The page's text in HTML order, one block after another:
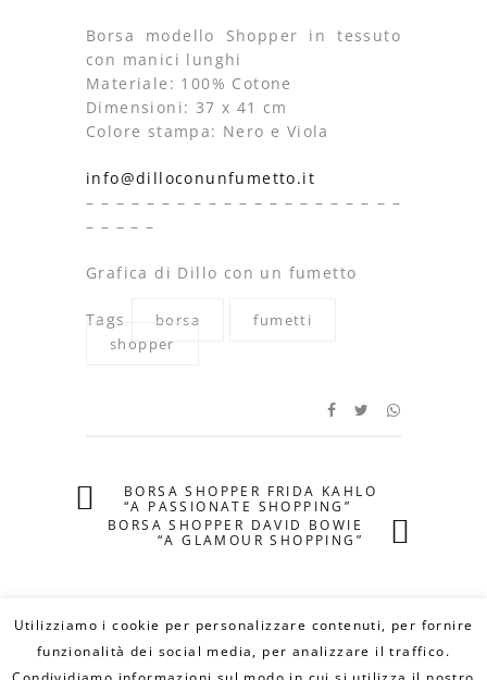
Borsa modello Shopper in tessuto
con manici lunghi
Materiale: 100% Cotone
Dimensioni: 37 x 41 cm
Colore stampa: Nero e Viola
info@dilloconunfumetto.it
– – – – – – – – – – – – – – – – – – – – –
– – – – –
Grafica di Dillo con un fumetto
Tags borsa
fumetti
shopper
BORSA SHOPPER FRIDA KAHLO
“A PASSIONATE SHOPPING”
BORSA SHOPPER DAVID BOWIE
“A GLAMOUR SHOPPING”
Utilizziamo i cookie per personalizzare contenuti, per fornire
funzionalità dei social media, per analizzare il traffico.